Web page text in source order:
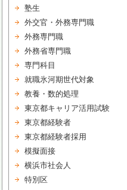
塾生
外交官・外務専門職
外務専門職
外務省専門職
専門科目
就職氷河期世代対象
教養・数的処理
東京都キャリア活用試験
東京都経験者
東京都経験者採用
模擬面接
横浜市社会人
特別区